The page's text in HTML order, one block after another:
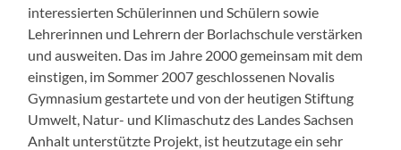
interessierten Schülerinnen und Schülern sowie
Lehrerinnen und Lehrern der Borlachschule verstärken
und ausweiten. Das im Jahre 2000 gemeinsam mit dem
einstigen, im Sommer 2007 geschlossenen Novalis
Gymnasium gestartete und von der heutigen Stiftung
Umwelt, Natur- und Klimaschutz des Landes Sachsen
Anhalt unterstützte Projekt, ist heutzutage ein sehr